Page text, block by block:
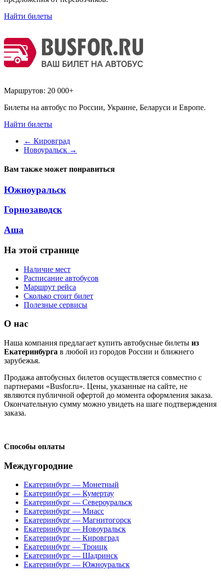
Найти билеты
Маршрутов: 20 000+
Билеты на автобус по России, Украине, Беларуси и Европе.
Найти билеты
← Кировград
Новоуральск →
Вам также может понравиться
Южноуральск
Горнозаводск
Аша
На этой странице
Наличие мест
Расписание автобусов
Маршрут рейса
Сколько стоит билет
Полезные сервисы
О нас
Наша компания предлагает купить автобусные билеты из
Екатеринбурга в любой из городов России и ближнего
зарубежья.
Продажа автобусных билетов осуществляется совместно с
партнерами «Busfor.ru». Цены, указанные на сайте, не
являются публичной офертой до момента оформления заказа.
Окончательную сумму можно увидеть на шаге подтверждения
заказа.
Способы оплаты
Междугородние
Екатеринбург — Монетный
Екатеринбург — Кумертау
Екатеринбург — Североуральск
Екатеринбург — Миасс
Екатеринбург — Магнитогорск
Екатеринбург — Новоуральск
Екатеринбург — Кировград
Екатеринбург — Троицк
Екатеринбург — Шадринск
Екатеринбург — Южноуральск